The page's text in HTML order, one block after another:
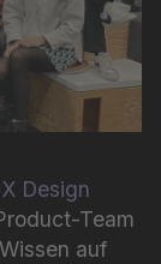
Design
Team
auf